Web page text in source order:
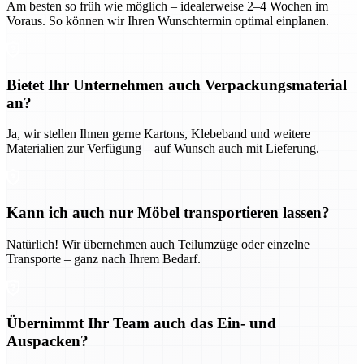
Am besten so früh wie möglich – idealerweise 2–4 Wochen im
Voraus. So können wir Ihren Wunschtermin optimal einplanen.
Bietet Ihr Unternehmen auch Verpackungsmaterial
an?
Ja, wir stellen Ihnen gerne Kartons, Klebeband und weitere
Materialien zur Verfügung – auf Wunsch auch mit Lieferung.
Kann ich auch nur Möbel transportieren lassen?
Natürlich! Wir übernehmen auch Teilumzüge oder einzelne
Transporte – ganz nach Ihrem Bedarf.
Übernimmt Ihr Team auch das Ein- und
Auspacken?